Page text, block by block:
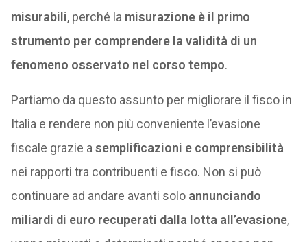
misurabili , perché la misurazione è il primo
strumento per comprendere la validità di un
fenomeno osservato nel corso tempo
Partiamo da questo assunto per migliorare il fisco in
Italia e rendere non più conveniente l’evasione
fiscale grazie a semplificazioni e comprensibilità
nei rapporti tra contribuenti e fisco. Non si può
continuare ad andare avanti soloannunciando
miliardi di euro recuperati dalla lotta all’evasione,